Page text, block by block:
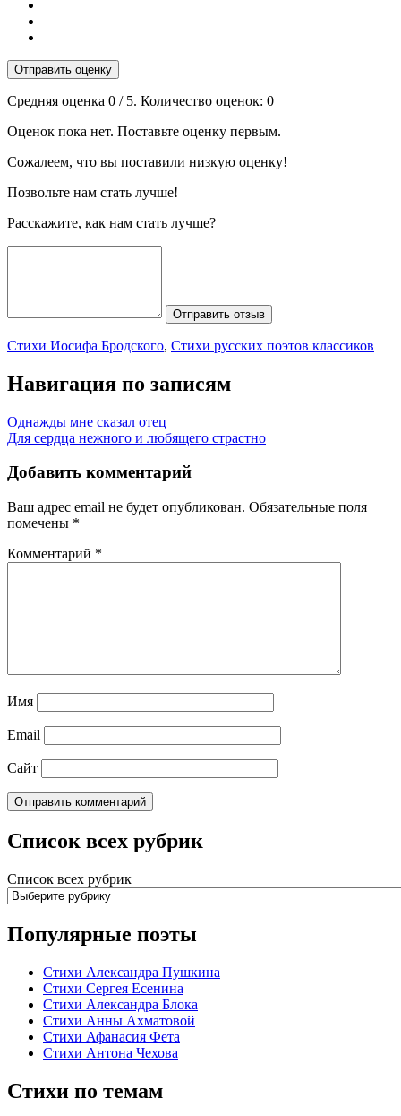
Отправить оценку
Средняя оценка 0 / 5. Количество оценок: 0
Оценок пока нет. Поставьте оценку первым.
Сожалеем, что вы поставили низкую оценку!
Позвольте нам стать лучше!
Расскажите, как нам стать лучше?
Отправить отзыв
Стихи Иосифа Бродского, Стихи русских поэтов классиков
Навигация по записям
Однажды мне сказал отец
Для сердца нежного и любящего страстно
Добавить комментарий
Ваш адрес email не будет опубликован. Обязательные поля
помечены *
Комментарий *
Имя
Email
Сайт
Список всех рубрик
Список всех рубрик
Популярные поэты
Стихи Александра Пушкина
Стихи Сергея Есенина
Стихи Александра Блока
Стихи Анны Ахматовой
Стихи Афанасия Фета
Стихи Антона Чехова
Стихи по темам